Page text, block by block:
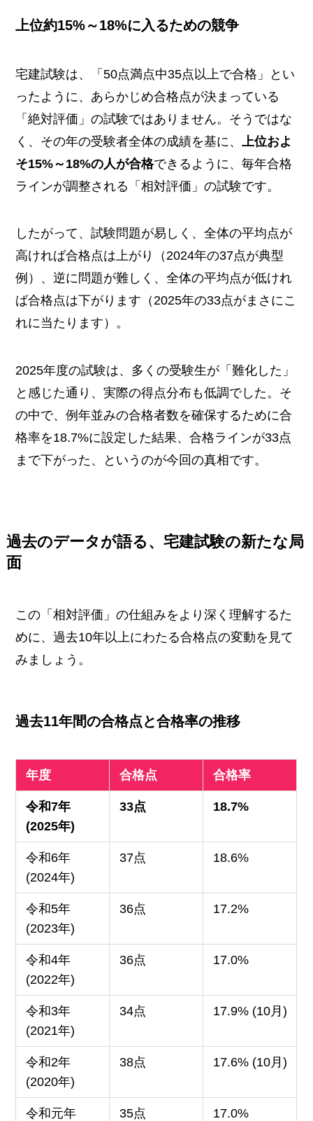
上位約15%～18%に入るための競争
宅建試験は、「50点満点中35点以上で合格」とい
ったように、あらかじめ合格点が決まっている
「絶対評価」の試験ではありません。そうではな
く、その年の受験者全体の成績を基に、
上位およ
そ15%～18%の人が合格できるように、毎年合格
ラインが調整される「相対評価」の試験です。
したがって、試験問題が易しく、全体の平均点が
高ければ合格点は上がり（2024年の37点が典型
例）、逆に問題が難しく、全体の平均点が低けれ
ば合格点は下がります（2025年の33点がまさにこ
れに当たります）。
2025年度の試験は、多くの受験生が「難化した」
と感じた通り、実際の得点分布も低調でした。そ
の中で、例年並みの合格者数を確保するために合
格率を18.7%に設定した結果、合格ラインが33点
まで下がった、というのが今回の真相です。
過去のデータが語る、宅建試験の新たな局
面
この「相対評価」の仕組みをより深く理解するた
めに、過去10年以上にわたる合格点の変動を見て
みましょう。
過去11年間の合格点と合格率の推移
年度 合格点 合格率
令和7年
(2025年)
33点 18.7%
令和6年
(2024年)
37点 18.6%
令和5年
(2023年)
36点 17.2%
令和4年
(2022年)
36点 17.0%
令和3年
(2021年)
34点 17.9% (10月)
令和2年
(2020年)
38点 17.6% (10月)
令和元年
35点 17.0%